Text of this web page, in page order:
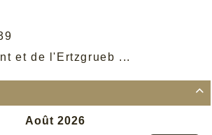
et de l'Ertzgrueb ...
